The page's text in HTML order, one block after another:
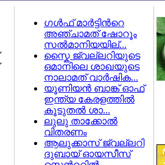
ഗള്‍ഫ് മാര്‍ട്ടിന്‍റെ
അഞ്ചാമത് ഷോറൂം
സല്‍മാനിയയില്...
സ്കൈ ജ്വല്ലറിയുടെ
ഒമാനിലെ ശാഖയുടെ
നാലാമത് വാര്‍ഷിക...
യൂണിയന്‍ ബാങ്ക് ഓഫ്
ഇന്ത്യ കേരളത്തില്‍
കൂടുതല്‍ ശാ...
ലുലു താക്കോല്‍
വിതരണം
ആലുക്കാസ് ജ്വല്ലറി
ദുബായ് ഓയസീസ്